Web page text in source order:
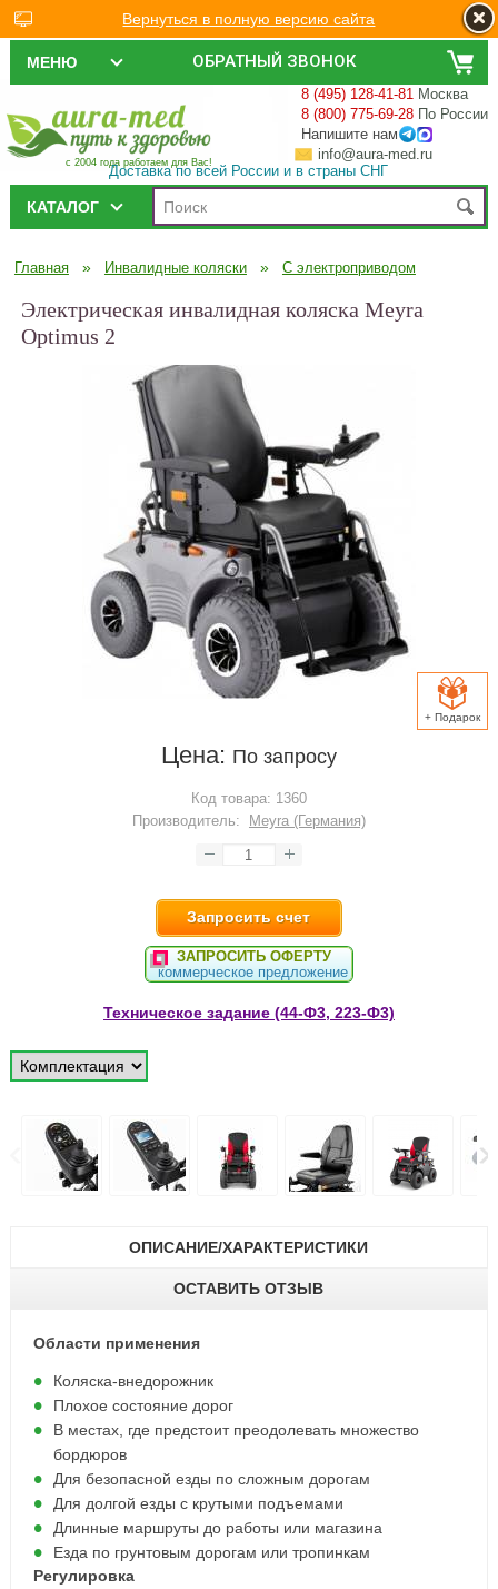
ОБРАТНЫЙ ЗВОНОК
МЕНЮ
с 2004 года работаем для Вас!
8 (495) 128-41-81 Москва
8 (800) 775-69-28 По России
Напишите нам
info@aura-med.ru
Доставка по всей России и в страны СНГ
КАТАЛОГ
Главная » Инвалидные коляски » С электроприводом
Электрическая инвалидная коляска Meyra
Optimus 2
+ Подарок
Цена: По запросу
Код товара: 1360
Производитель:
Meyra (Германия)
Запросить счет
ЗАПРОСИТЬ ОФЕРТУ
коммерческое предложение
Техническое задание (44-Ф3, 223-Ф3)
ОПИСАНИЕ/ХАРАКТЕРИСТИКИ
ОСТАВИТЬ ОТЗЫВ
Области применения
Коляска-внедорожник
Плохое состояние дорог
В местах, где предстоит преодолевать множество
бордюров
Для безопасной езды по сложным дорогам
Для долгой езды с крутыми подъемами
Длинные маршруты до работы или магазина
Езда по грунтовым дорогам или тропинкам
Регулировка
Вернуться в полную версию сайта